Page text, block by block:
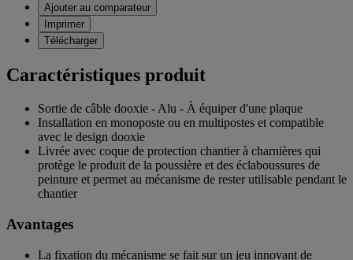
Ajouter au comparateur
Imprimer
Télécharger
Caractéristiques produit
Sortie de câble dooxie - Alu - À équiper d'une plaque
Installation en monoposte ou en multipostes et compatible
avec le design dooxie
Livrée avec coque de protection chantier à charnières qui
protège le produit de la poussière et des éclaboussures de
peinture et permet au mécanisme de rester utilisable pendant le
chantier
Avantages
La fixation du mécanisme se fait sur un jeu innovant de